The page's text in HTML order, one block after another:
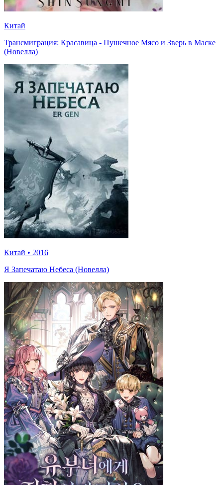
Китай
Трансмиграция: Красавица - Пушечное Мясо и Зверь в Маске
(Новелла)
Китай • 2016
Я Запечатаю Небеса (Новелла)